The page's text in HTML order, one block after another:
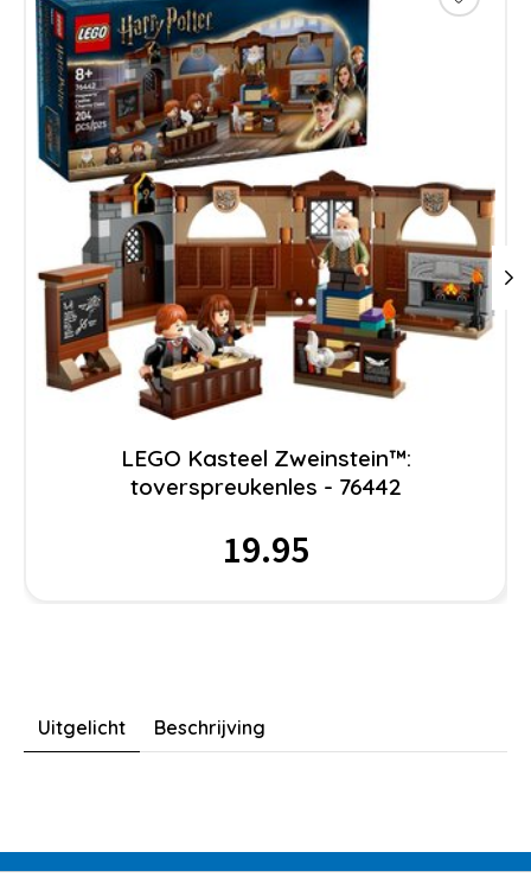
LEGO Kasteel Zweinstein™:
toverspreukenles - 76442
19.95
Uitgelicht Beschrijving